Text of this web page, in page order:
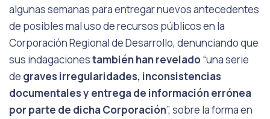
algunas semanas para entregar nuevos antecedentes
de posibles mal uso de recursos públicos en la
Corporación Regional de Desarrollo, denunciando que
sus indagacionestambién han revelado“una serie
de graves irregularidades, inconsistencias
documentales y entrega de información errónea
por parte de dicha Corporación”, sobre la forma en